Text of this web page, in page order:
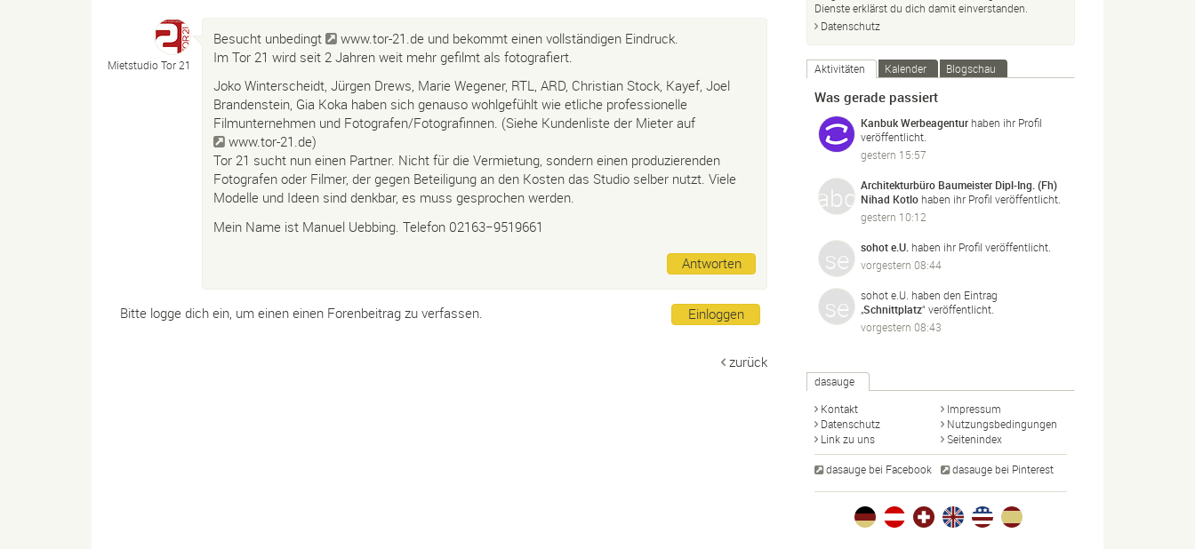
Mietstudio Tor 21
Besucht unbedingt www.tor-21.de und bekommt einen vollständigen Eindruck.
Im Tor 21 wird seit 2 Jahren weit mehr gefilmt als fotografiert.
Joko Winterscheidt, Jürgen Drews, Marie Wegener, RTL, ARD, Christian Stock, Kayef, Joel
Brandenstein, Gia Koka haben sich genauso wohlgefühlt wie etliche professionelle
Filmunternehmen und Fotografen/Fotografinnen. (Siehe Kundenliste der Mieter auf
www.tor-21.de)
Tor 21 sucht nun einen Partner. Nicht für die Vermietung, sondern einen produzierenden
Fotografen oder Filmer, der gegen Beteiligung an den Kosten das Studio selber nutzt. Viele
Modelle und Ideen sind denkbar, es muss gesprochen werden.
Mein Name ist Manuel Uebbing. Telefon 02163−9519661
Antworten
Einloggen
Bitte logge dich ein, um einen einen Forenbeitrag zu verfassen.
zurück
Dienste erklärst du dich damit einverstanden.
Datenschutz
Aktivitäten Kalender Blogschau
Was gerade passiert
Kanbuk Werbeagentur haben ihr Profil
veröffentlicht.
gestern 15:57
Architekturbüro Baumeister Dipl-Ing. (Fh)
Nihad Kotlo haben ihr Profil veröffentlicht.
gestern 10:12
sohot e.U. haben ihr Profil veröffentlicht.
vorgestern 08:44
sohot e.U. haben den Eintrag
„Schnittplatz“ veröffentlicht.
vorgestern 08:43
dasauge
Kontakt
Impressum
Datenschutz
Nutzungsbedingungen
Link zu uns
Seitenindex
dasauge bei Facebook dasauge bei Pinterest